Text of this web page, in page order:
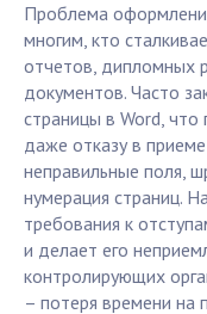
Проблема
многим, кто
отчетов, дипломных
документов. Часто
страницы в Word, что
даже отказу в
неправильные поля,
нумерация страниц.
требования к
и делает его
контролирующих
– потеря времени на